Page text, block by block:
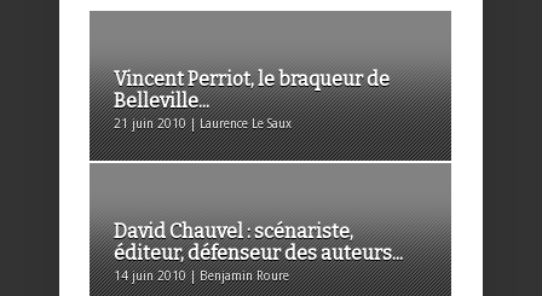
Vincent Perriot, le braqueur de
Belleville...
21 juin 2010 | Laurence Le Saux
David Chauvel : scénariste,
éditeur, défenseur des auteurs...
14 juin 2010 | Benjamin Roure